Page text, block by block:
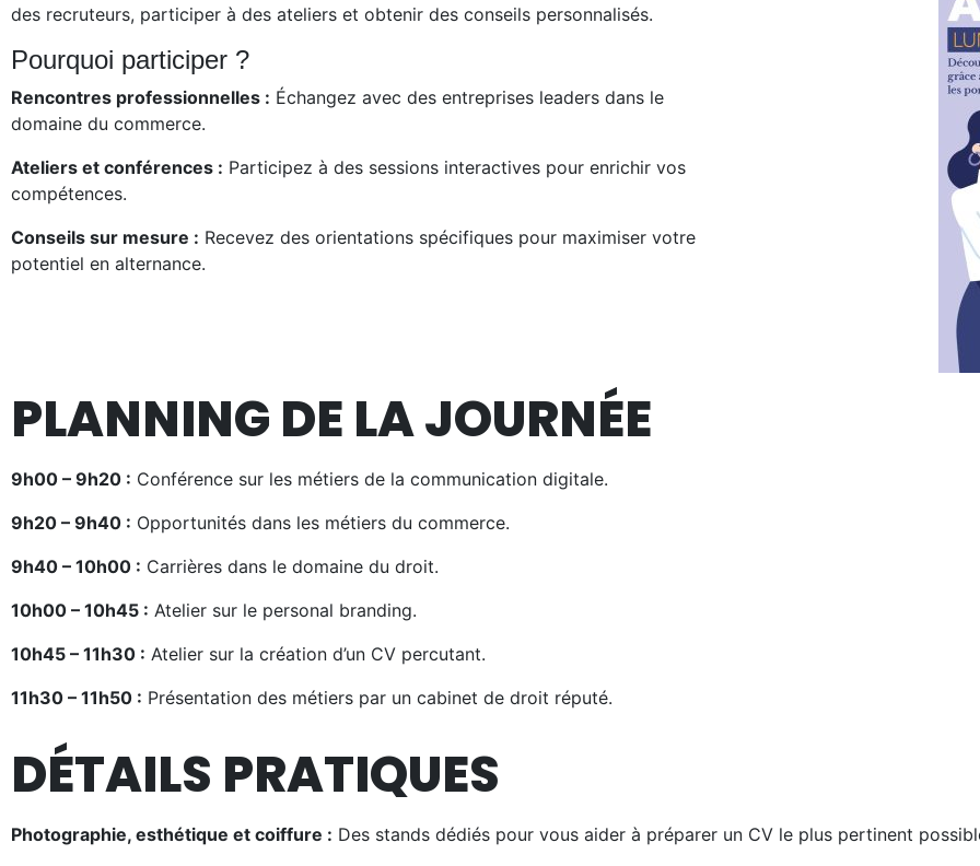
des recruteurs, participer à des ateliers et obtenir des conseils personnalisés.
Pourquoi participer ?
Rencontres professionnelles : Échangez avec des entreprises leaders dans le
domaine du commerce.
Ateliers et conférences : Participez à des sessions interactives pour enrichir vos
compétences.
Conseils sur mesure : Recevez des orientations spécifiques pour maximiser votre
potentiel en alternance.
PLANNING DE LA JOURNÉE
9h00 – 9h20 : Conférence sur les métiers de la communication digitale.
9h20 – 9h40 : Opportunités dans les métiers du commerce.
9h40 – 10h00 : Carrières dans le domaine du droit.
10h00 – 10h45 : Atelier sur le personal branding.
10h45 – 11h30 : Atelier sur la création d’un CV percutant.
11h30 – 11h50 : Présentation des métiers par un cabinet de droit réputé.
DÉTAILS PRATIQUES
Photographie, esthétique et coiffure : Des stands dédiés pour vous aider à préparer un CV le plus pertinent